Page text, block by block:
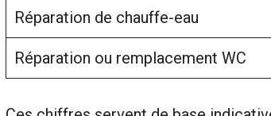
Réparation de chauffe-eau
Réparation ou remplacement WC